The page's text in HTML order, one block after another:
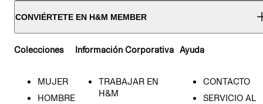
CONVIÉRTETE EN H&M MEMBER
Colecciones
MUJER
HOMBRE
Información Corporativa
TRABAJAR EN
H&M
Ayuda
CONTACTO
SERVICIO AL